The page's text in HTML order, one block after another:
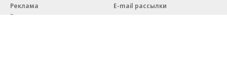
Реклама
Вакансии
E-mail рассылки